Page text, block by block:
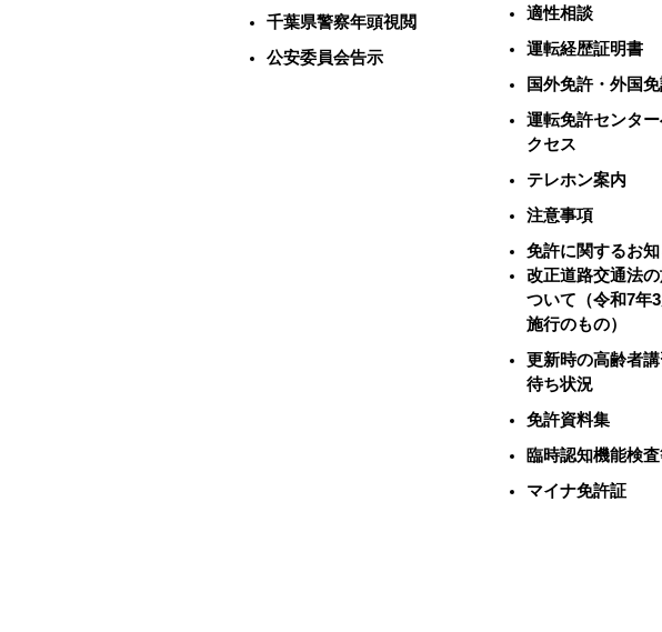
千葉県警察年頭視閲
公安委員会告示
適性相談
運転経歴証明書
国外免許・外国
運転免許センタ
クセス
テレホン案内
注意事項
免許に関するお
改正道路交通法
ついて（令和7年3
施行のもの）
更新時の高齢者
待ち状況
免許資料集
臨時認知機能検
マイナ免許証